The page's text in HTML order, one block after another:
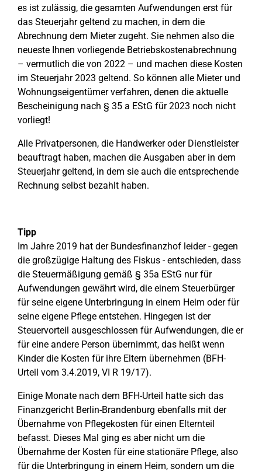
es ist zulässig, die gesamten Aufwendungen erst für
das Steuerjahr geltend zu machen, in dem die
Abrechnung dem Mieter zugeht. Sie nehmen also die
neueste Ihnen vorliegende Betriebskostenabrechnung
– vermutlich die von 2022 – und machen diese Kosten
im Steuerjahr 2023 geltend. So können alle Mieter und
Wohnungseigentümer verfahren, denen die aktuelle
Bescheinigung nach § 35 a EStG für 2023 noch nicht
vorliegt!
Alle Privatpersonen, die Handwerker oder Dienstleister
beauftragt haben, machen die Ausgaben aber in dem
Steuerjahr geltend, in dem sie auch die entsprechende
Rechnung selbst bezahlt haben.
Tipp
Im Jahre 2019 hat der Bundesfinanzhof leider - gegen
die großzügige Haltung des Fiskus - entschieden, dass
die Steuermäßigung gemäß § 35a EStG nur für
Aufwendungen gewährt wird, die einem Steuerbürger
für seine eigene Unterbringung in einem Heim oder für
seine eigene Pflege entstehen. Hingegen ist der
Steuervorteil ausgeschlossen für Aufwendungen, die er
für eine andere Person übernimmt, das heißt wenn
Kinder die Kosten für ihre Eltern übernehmen (BFH-
Urteil vom 3.4.2019, VI R 19/17).
Einige Monate nach dem BFH-Urteil hatte sich das
Finanzgericht Berlin-Brandenburg ebenfalls mit der
Übernahme von Pflegekosten für einen Elternteil
befasst. Dieses Mal ging es aber nicht um die
Übernahme der Kosten für eine stationäre Pflege, also
für die Unterbringung in einem Heim, sondern um die